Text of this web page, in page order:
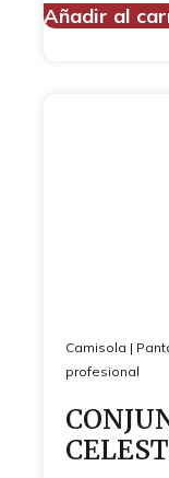
Añadir al
Camisola |
profesional